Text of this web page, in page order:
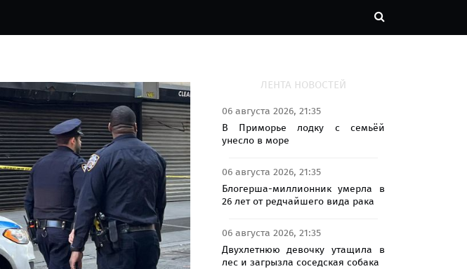
ЛЕНТА НОВОСТЕЙ
06 августа 2026, 21:35
В Приморье лодку с семьёй
унесло в море
06 августа 2026, 21:35
Блогерша-миллионник умерла в
26 лет от редчайшего вида рака
06 августа 2026, 21:35
Двухлетнюю девочку утащила в
лес и загрызла соседская собака